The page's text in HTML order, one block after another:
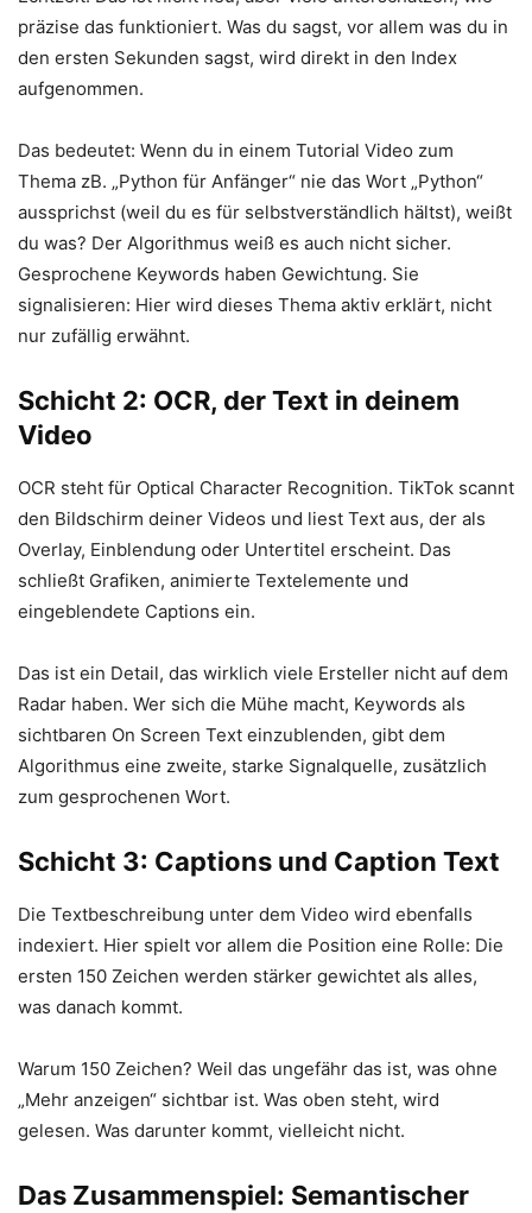
präzise das funktioniert. Was du sagst, vor allem was du in
den ersten Sekunden sagst, wird direkt in den Index
aufgenommen.
Das bedeutet: Wenn du in einem Tutorial Video zum
Thema zB. „Python für Anfänger“ nie das Wort „Python“
aussprichst (weil du es für selbstverständlich hältst), weißt
du was? Der Algorithmus weiß es auch nicht sicher.
Gesprochene Keywords haben Gewichtung. Sie
signalisieren: Hier wird dieses Thema aktiv erklärt, nicht
nur zufällig erwähnt.
Schicht 2: OCR, der Text in deinem
Video
OCR steht für Optical Character Recognition. TikTok scannt
den Bildschirm deiner Videos und liest Text aus, der als
Overlay, Einblendung oder Untertitel erscheint. Das
schließt Grafiken, animierte Textelemente und
eingeblendete Captions ein.
Das ist ein Detail, das wirklich viele Ersteller nicht auf dem
Radar haben. Wer sich die Mühe macht, Keywords als
sichtbaren On Screen Text einzublenden, gibt dem
Algorithmus eine zweite, starke Signalquelle, zusätzlich
zum gesprochenen Wort.
Schicht 3: Captions und Caption Text
Die Textbeschreibung unter dem Video wird ebenfalls
indexiert. Hier spielt vor allem die Position eine Rolle: Die
ersten 150 Zeichen werden stärker gewichtet als alles,
was danach kommt.
Warum 150 Zeichen? Weil das ungefähr das ist, was ohne
„Mehr anzeigen“ sichtbar ist. Was oben steht, wird
gelesen. Was darunter kommt, vielleicht nicht.
Das Zusammenspiel: Semantischer